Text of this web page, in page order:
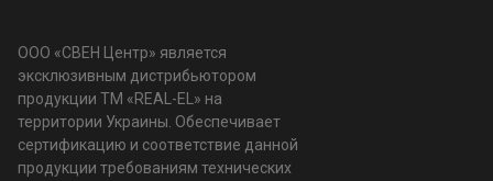
ООО «СВЕН Центр» является
эксклюзивным дистрибьютором
продукции ТМ «REAL-EL» на
территории Украины. Обеспечивает
сертификацию и соответствие данной
продукции требованиям технических